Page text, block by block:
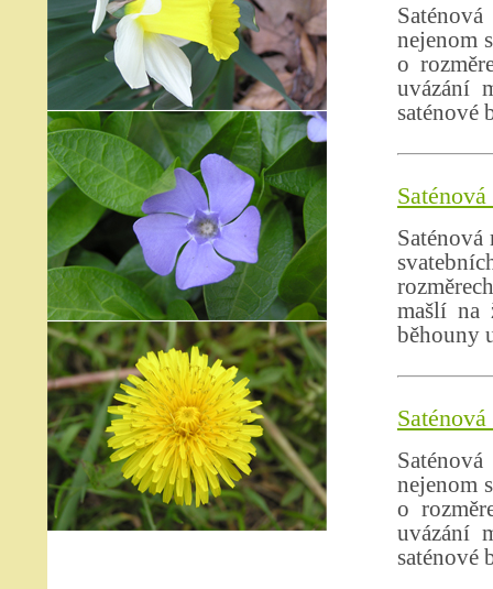
nejenom
o
uvázání
saténové
mašlí na
běhouny
nejenom
o
uvázání
saténové